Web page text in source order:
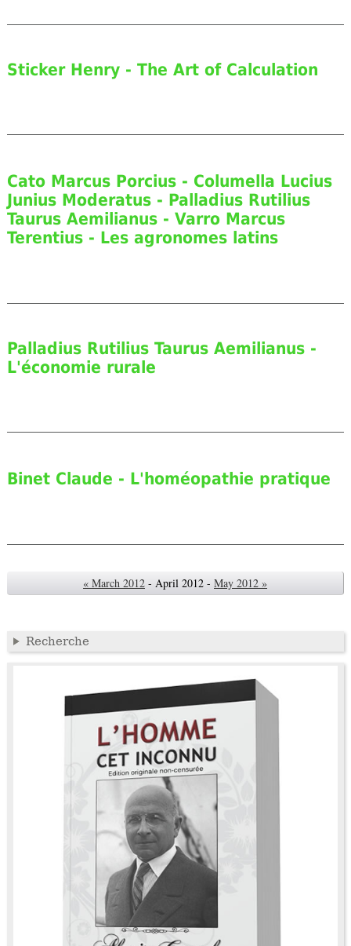
Sticker Henry - The Art of Calculation
Cato Marcus Porcius - Columella Lucius
Junius Moderatus - Palladius Rutilius
Taurus Aemilianus - Varro Marcus
Terentius - Les agronomes latins
Palladius Rutilius Taurus Aemilianus -
L'économie rurale
Binet Claude - L'homéopathie pratique
« March 2012 - April 2012 - May 2012 »
Recherche